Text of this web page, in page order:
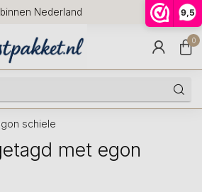
9,5
Nederland
Voor
huis
9.5
0
schiele
met egon